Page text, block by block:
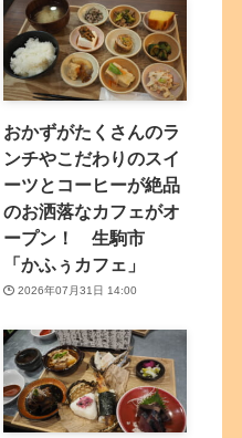
おかずがたくさんのラ
ンチやこだわりのスイ
ーツとコーヒーが絶品
のお洒落なカフェがオ
ープン！ 生駒市
「かふぅカフェ」
2026年07月31日 14:00